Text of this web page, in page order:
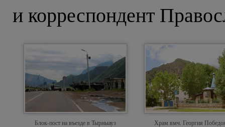
и корреспондент
Блок-пост на въезде в Тырныауз Храм вмч. Георгия